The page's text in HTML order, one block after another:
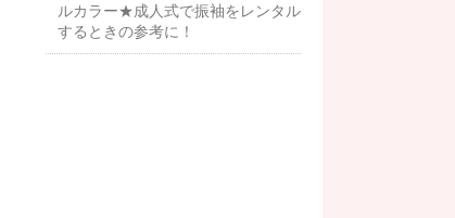
ルカラー★成人式で振袖をレンタル
するときの参考に！